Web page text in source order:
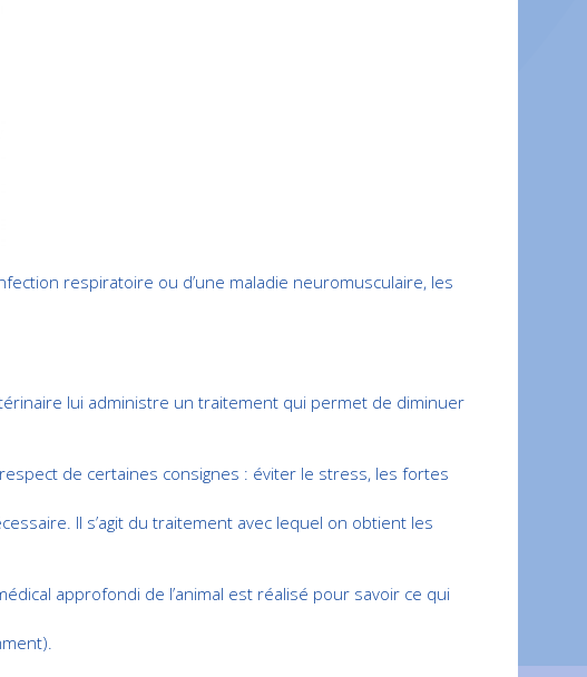
respiratoire ou d’une maladie neuromusculaire, les
lui administre un traitement qui permet de diminuer
de certaines consignes : éviter le stress, les fortes
Il s’agit du traitement avec lequel on obtient les
approfondi de l’animal est réalisé pour savoir ce qui